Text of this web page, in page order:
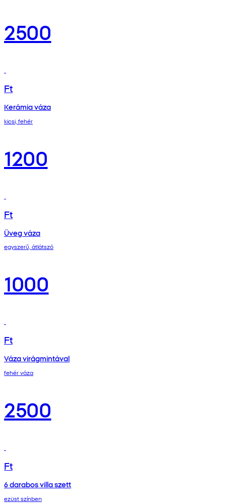
2500
Ft
Kerámia váza
kicsi, fehér
1200
Ft
Üveg váza
egyszerű, átlátszó
1000
Ft
Váza virágmintával
fehér váza
2500
Ft
6 darabos villa szett
ezüst színben